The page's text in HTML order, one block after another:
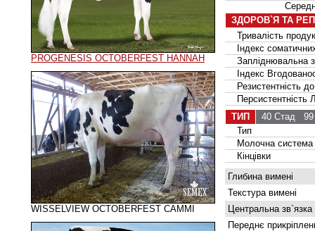
PROGENESIS OCTOBERFEST HANNAH
WISSELVIEW OCTOBERFEST CAMMI
ЗДОРОВ`Я ТА
Тривалість
Індекс
Запліднювальна
Індекс
Резистентність
Персистентність
ТИП
40 Стад 99
Тип
Молочна система
Кінцівки
Глибина вимені
Текстура вимені
Центральна зв`язка
Переднє